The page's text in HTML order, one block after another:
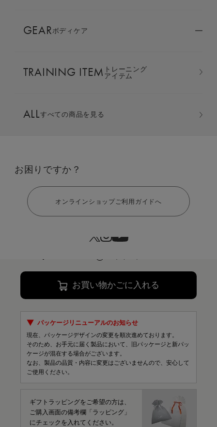
COLUMN
LARGE ORDER ⼤⼝注⽂窓⼝
MULTI EMS
GEARボディケア
TRAINING ITEM トレーニング
アイテム
ALLすべての商品を見る
お困りですか？
オンラインショップご利用ガイドへ
サイズ：LL
お買い物かごに入れる
パッケージリニューアルのお知らせ
現在、パッケージデザインの変更を順次進めております。
そのため、お手元に届く製品において、旧パッケージと新パッ
ケージが混在する場合がございます。
なお、製品の品質・内容に変更はございませんので、安心して
ご使用ください。
ギフトラッピングをご希望の方は、
ご購入画面の備考欄「ラッピング」
にチェックを入れてください。